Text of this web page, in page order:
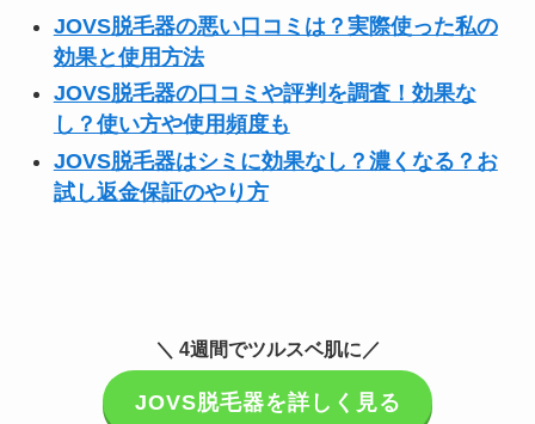
JOVS脱毛器の悪い口コミは？実際使った私の
効果と使用方法
JOVS脱毛器の口コミや評判を調査！効果な
し？使い方や使用頻度も
JOVS脱毛器はシミに効果なし？濃くなる？お
試し返金保証のやり方
＼ 4週間でツルスベ肌に／
JOVS脱毛器を詳しく見る